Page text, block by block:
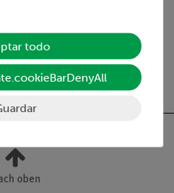
oben
todo